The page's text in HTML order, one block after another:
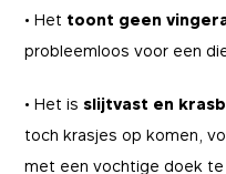
• Het toont geen
probleemloos voor een
• Het isslijtvast en
toch krasjes op komen,
met een vochtige doek